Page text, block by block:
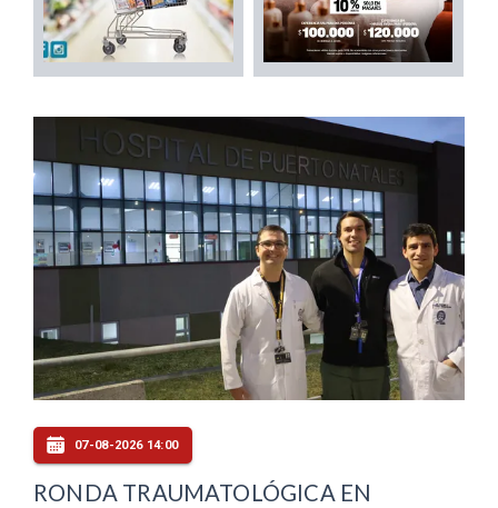
07-08-2026 14:00
RONDA TRAUMATOLÓGICA EN